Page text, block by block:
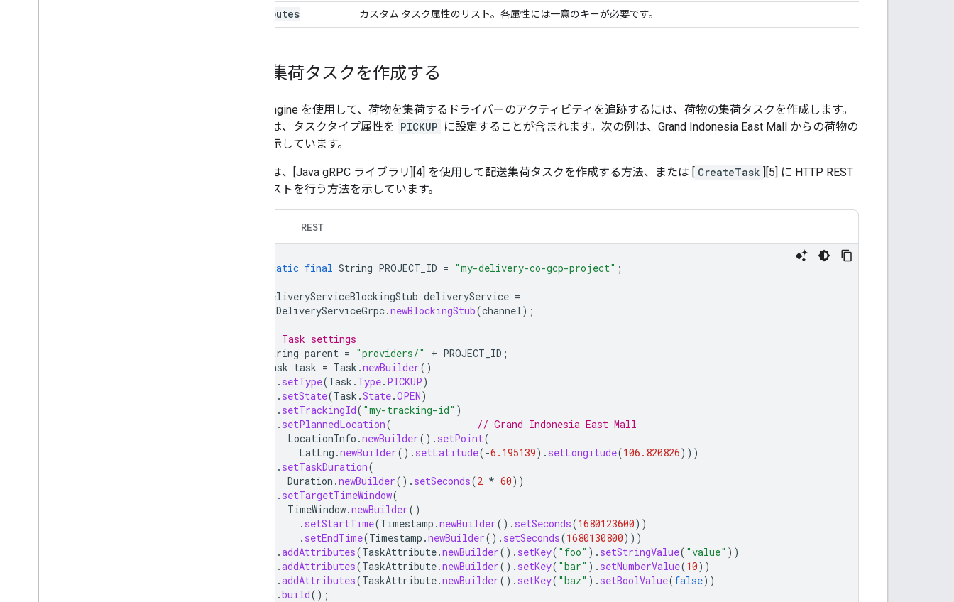
attributes カスタム タスク属性のリスト。各属性には一意のキーが必要です。
配送集荷タスクを作成する
Fleet Engine を使用して、荷物を集荷するドライバーのアクティビティを追跡するには、荷物の集荷タスクを作成します。
これには、タスクタイプ属性を PICKUP に設定することが含まれます。次の例は、Grand Indonesia East Mall からの荷物の
集荷を示しています。
次の例は、[Java gRPC ライブラリ][4] を使用して配送集荷タスクを作成する方法、または [ CreateTask ][5] に HTTP REST
リクエストを行う方法を示しています。
REST
static final String PROJECT_ID = "my-delivery-co-gcp-project" ;
DeliveryServiceBlockingStub deliveryService =
DeliveryServiceGrpc.newBlockingStub(channel);
// Task settings
String parent = "providers/" + PROJECT_ID ;
Task task = Task .newBuilder()
. setType(Task . Type. PICKUP)
. setState(Task .State.OPEN)
. setTrackingId( "my-tracking-id" )
. setPlannedLocation(
// Grand Indonesia East Mall
LocationInfo .newBuilder(). setPoint(
LatLng .newBuilder(). setLatitude(-6.195139). setLongitude(106.820826)))
. setTaskDuration(
Duration .newBuilder(). setSeconds(2 * 60))
. setTargetTimeWindow(
TimeWindow.newBuilder()
. setStartTime(Timestamp .newBuilder(). setSeconds(1680123600))
. setEndTime(Timestamp .newBuilder(). setSeconds(1680130800)))
.addAttributes(TaskAttribute.newBuilder(). setKey( "foo" ). setStringValue( "value" ))
.addAttributes(TaskAttribute.newBuilder(). setKey( "bar" ). setNumberValue(10))
.addAttributes(TaskAttribute.newBuilder(). setKey( "baz" ). setBoolValue(false))
.build();